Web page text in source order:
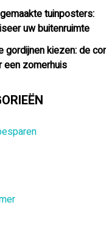
tuinposters:
uw buitenruimte
gordijnen kiezen: de
een zomerhuis